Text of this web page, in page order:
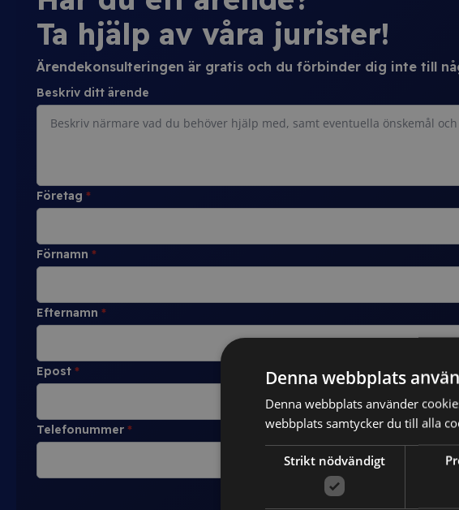
Ta hjälp av våra jurister!
Ärendekonsulteringen är gratis och du förbinder dig inte till
Beskriv ditt ärende
Företag *
Förnamn *
Efternamn *
Epost *
Telefonummer *
Denna webbplats
Denna webbplats använder
webbplats samtycker du till alla
Strikt nödvändigt